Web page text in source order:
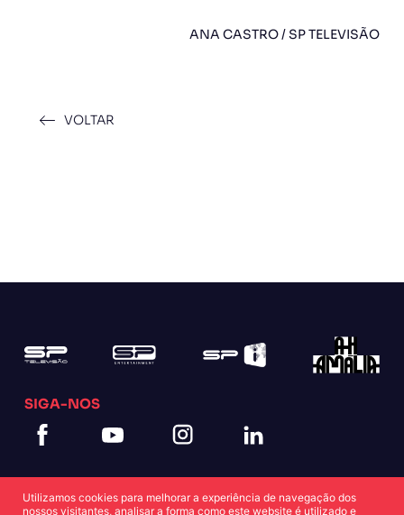
ANA CASTRO / SP TELEVISÃO
VOLTAR
SIGA-NOS
Utilizamos cookies para melhorar a experiência de navegação dos
nossos visitantes, analisar a forma como este website é utilizado e